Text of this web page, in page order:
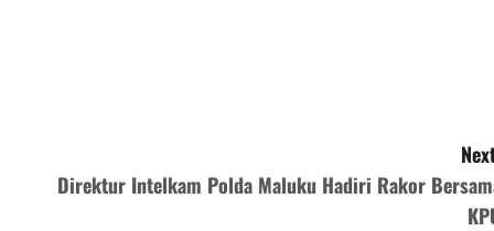
Direktur Intelkam Polda Maluku Hadiri Rakor